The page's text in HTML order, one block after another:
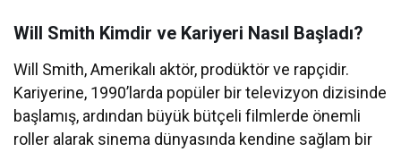
Will Smith Kimdir ve Kariyeri Nasıl Başladı?
Will Smith, Amerikalı aktör, prodüktör ve rapçidir.
Kariyerine, 1990’larda popüler bir televizyon dizisinde
başlamış, ardından büyük bütçeli filmlerde önemli
roller alarak sinema dünyasında kendine sağlam bir